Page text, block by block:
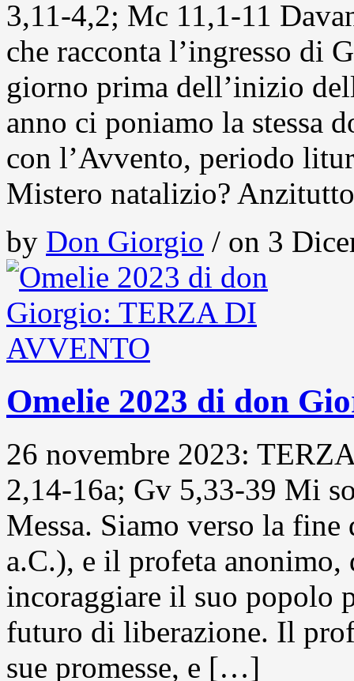
3,11-4,2; Mc 11,1-11
che racconta l’ingresso di
giorno prima dell’inizio
anno ci poniamo la stessa
con l’Avvento, periodo
Mistero natalizio?
by Don Giorgio / on 3
Omelie 2023 di don
26 novembre 2023:
2,14-16a; Gv 5,33-39 Mi
Messa. Siamo verso la
a.C.), e il profeta anonimo,
incoraggiare il suo popolo
futuro di liberazione. Il
sue promesse, e […]